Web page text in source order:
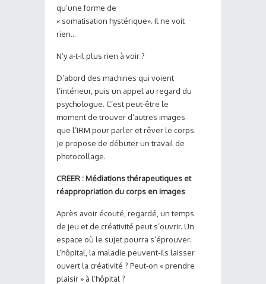
qu’une forme de
« somatisation hystérique». Il ne voit
rien…
N’y a-t-il plus rien à voir ?
D’abord des machines qui voient
l’intérieur, puis un appel au regard du
psychologue. C’est peut-être le
moment de trouver d’autres images
que l’IRM pour parler et rêver le corps.
Je propose de débuter un travail de
photocollage.
CREER : Médiations thérapeutiques et
réappropriation du corps en images
Après avoir écouté, regardé, un temps
de jeu et de créativité peut s’ouvrir. Un
espace où le sujet pourra s’éprouver.
L’hôpital, la maladie peuvent-ils laisser
ouvert la créativité ? Peut-on « prendre
plaisir » à l’hôpital ?